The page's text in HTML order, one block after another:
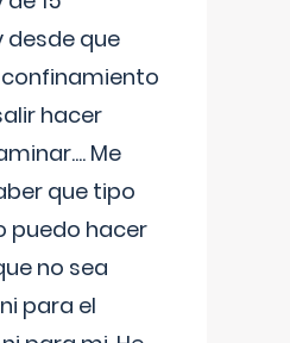
desde que
hacer
Me
que tipo
puedo hacer
no sea
para el